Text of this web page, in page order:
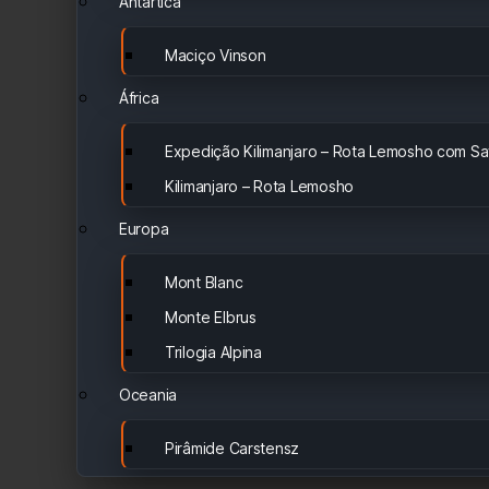
Maciço Vinson
África
Expedição Kilimanjaro – Rota Lemosho com
Kilimanjaro – Rota Lemosho
Europa
Mont Blanc
Monte Elbrus
Trilogia Alpina
Oceania
Pirâmide Carstensz